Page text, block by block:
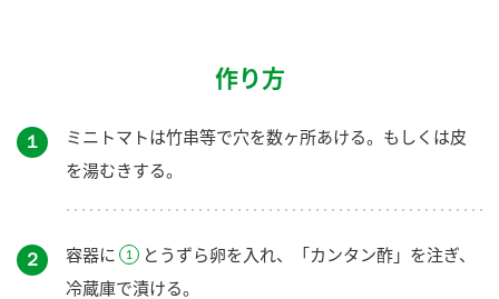
作り方
１
ミニトマトは竹串等で穴を数ヶ所あける。もしくは皮
を湯むきする。
２ 容器に
とうずら卵を入れ、「カンタン酢」を注ぎ、
冷蔵庫で漬ける。